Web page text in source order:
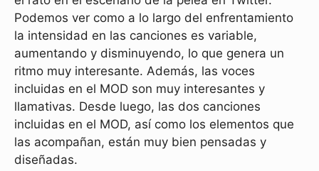
Podemos ver como a lo largo del enfrentamiento
la intensidad en las canciones es variable,
aumentando y disminuyendo, lo que genera un
ritmo muy interesante. Además, las voces
incluidas en el MOD son muy interesantes y
llamativas. Desde luego, las dos canciones
incluidas en el MOD, así como los elementos que
las acompañan, están muy bien pensadas y
diseñadas.